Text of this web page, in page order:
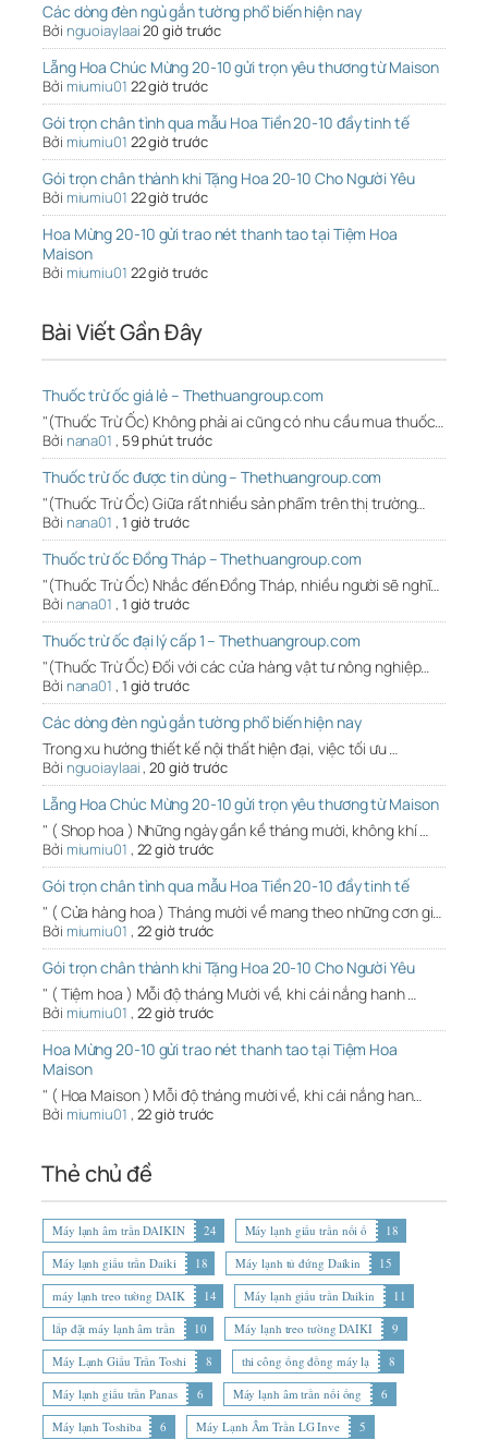
Các dòng đèn ngủ gắn tường phổ biến hiện nay
Bởi nguoiaylaai20 giờ trước
Lẵng Hoa Chúc Mừng 20-10 gửi trọn yêu thương từ Maison
Bởi miumiu01 22 giờ trước
Gói trọn chân tình qua mẫu Hoa Tiền 20-10 đầy tinh tế
Bởi miumiu01 22 giờ trước
Gói trọn chân thành khi Tặng Hoa 20-10 Cho Người Yêu
Bởi miumiu01 22 giờ trước
Hoa Mừng 20-10 gửi trao nét thanh tao tại Tiệm Hoa
Maison
Bởi miumiu01 22 giờ trước
Bài Viết Gần Đây
Thuốc trừ ốc giá lẻ – Thethuangroup.com
"(Thuốc Trừ Ốc) Không phải ai cũng có nhu cầu mua thuốc…
Bởi nana01 , 59 phút trước
Thuốc trừ ốc được tin dùng – Thethuangroup.com
"(Thuốc Trừ Ốc) Giữa rất nhiều sản phẩm trên thị trường…
Bởi nana01 , 1 giờ trước
Thuốc trừ ốc Đồng Tháp – Thethuangroup.com
"(Thuốc Trừ Ốc) Nhắc đến Đồng Tháp, nhiều người sẽ nghĩ…
Bởi nana01 , 1 giờ trước
Thuốc trừ ốc đại lý cấp 1 – Thethuangroup.com
"(Thuốc Trừ Ốc) Đối với các cửa hàng vật tư nông nghiệp…
Bởi nana01 , 1 giờ trước
Các dòng đèn ngủ gắn tường phổ biến hiện nay
Trong xu hướng thiết kế nội thất hiện đại, việc tối ưu …
Bởi nguoiaylaai,20 giờ trước
Lẵng Hoa Chúc Mừng 20-10 gửi trọn yêu thương từ Maison
" ( Shop hoa ) Những ngày gần kề tháng mười, không khí …
Bởi miumiu01 , 22 giờ trước
Gói trọn chân tình qua mẫu Hoa Tiền 20-10 đầy tinh tế
" ( Cửa hàng hoa ) Tháng mười về mang theo những cơn gi…
Bởi miumiu01 , 22 giờ trước
Gói trọn chân thành khi Tặng Hoa 20-10 Cho Người Yêu
" ( Tiệm hoa ) Mỗi độ tháng Mười về, khi cái nắng hanh …
Bởi miumiu01 , 22 giờ trước
Hoa Mừng 20-10 gửi trao nét thanh tao tại Tiệm Hoa
Maison
" ( Hoa Maison ) Mỗi độ tháng mười về, khi cái nắng han…
Bởi miumiu01 , 22 giờ trước
Thẻ chủ đề
Máy lạnh âm trần DAIKIN 24 Máy lạnh giấu trần nối ố
18
Máy lạnh giấu trần Daiki
18 Máy lạnh tủ đứng Daikin
15
máy lạnh treo tường DAIK
14 Máy lạnh giấu trần Daikin
11
lắp đặt máy lạnh âm trần
10 Máy lạnh treo tường DAIKI
9
Máy Lạnh Giấu Trần Toshi
8 thi công ống đồng máy lạ
8
Máy lạnh giấu trần Panas
6 Máy lạnh âm trần nối ống
6
Máy lạnh Toshiba
6 Máy Lạnh Âm Trần LG Inve
5